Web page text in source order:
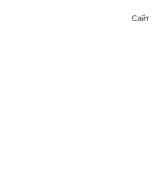
Сайт